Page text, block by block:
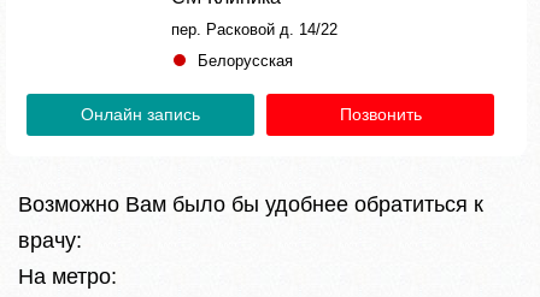
пер. Расковой д. 14/22
Белорусская
Онлайн запись Позвонить
Возможно Вам было бы удобнее обратиться к
врачу:
На метро: